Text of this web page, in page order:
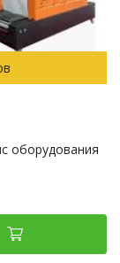
оборудования